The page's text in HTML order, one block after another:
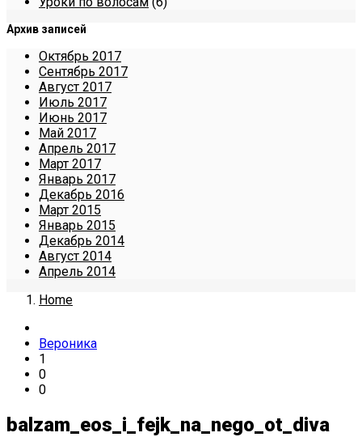
Архив записей
Октябрь 2017
Сентябрь 2017
Август 2017
Июль 2017
Июнь 2017
Май 2017
Апрель 2017
Март 2017
Январь 2017
Декабрь 2016
Март 2015
Январь 2015
Декабрь 2014
Август 2014
Апрель 2014
Home
Вероника
1
0
0
balzam_eos_i_fejk_na_nego_ot_diva